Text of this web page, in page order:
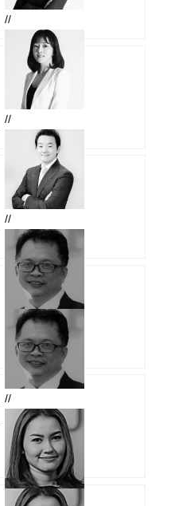
//
//
//
//